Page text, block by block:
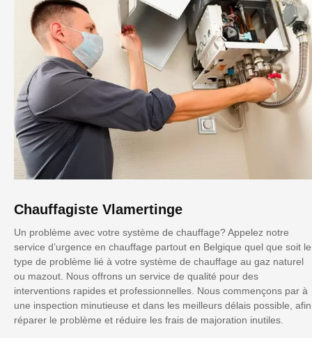
Chauffagiste Vlamertinge
Un problème avec votre système de chauffage? Appelez notre
service d’urgence en chauffage partout en Belgique quel que soit le
type de problème lié à votre système de chauffage au gaz naturel
ou mazout. Nous offrons un service de qualité pour des
interventions rapides et professionnelles. Nous commençons par à
une inspection minutieuse et dans les meilleurs délais possible, afin
réparer le problème et réduire les frais de majoration inutiles.